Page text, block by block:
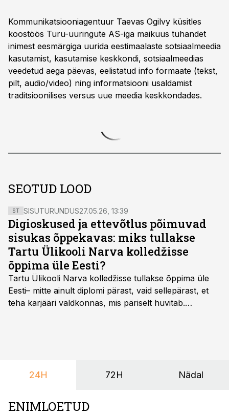
Kommunikatsiooniagentuur Taevas Ogilvy küsitles
koostöös Turu-uuringute AS-iga maikuus tuhandet
inimest eesmärgiga uurida eestimaalaste sotsiaalmeedia
kasutamist, kasutamise keskkondi, sotsiaalmeedias
veedetud aega päevas, eelistatud info formaate (tekst,
pilt, audio/video) ning informatsiooni usaldamist
traditsioonilises versus uue meedia keskkondades.
SEOTUD LOOD
ST SISUTURUNDUS27.05.26, 13:39
Digioskused ja ettevõtlus põimuvad
sisukas õppekavas: miks tullakse
Tartu Ülikooli Narva kolledžisse
õppima üle Eesti?
Tartu Ülikooli Narva kolledžisse tullakse õppima üle
Eesti– mitte ainult diplomi pärast, vaid sellepärast, et
teha karjääri valdkonnas, mis päriselt huvitab.
24H 72H Nädal
ENIMLOETUD